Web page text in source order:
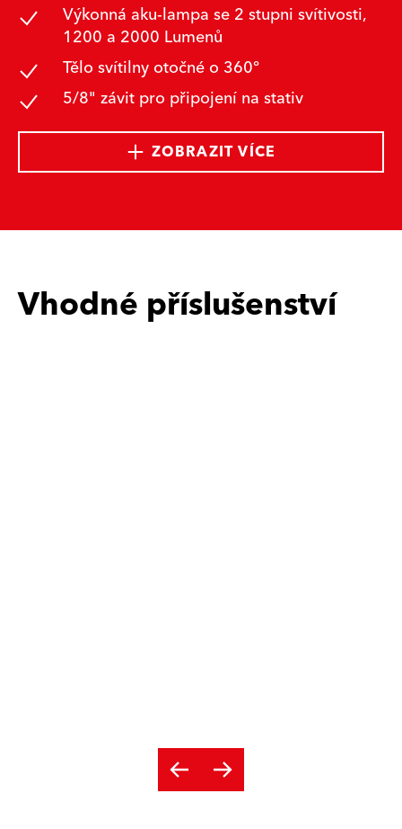
Výkonná aku-lampa se 2 stupni svítivosti,
1200 a 2000 Lumenů
Tělo svítilny otočné o 360°
5/8" závit pro připojení na stativ
ZOBRAZIT VÍCE
Vhodné příslušenství